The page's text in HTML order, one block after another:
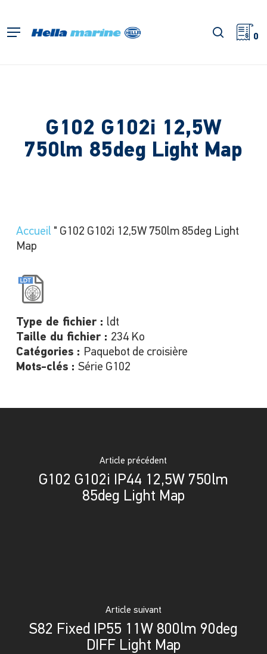
l'accueil
Menu 0
G102 G102i 12,5W
750lm 85deg Light Map
Accueil" G102 G102i 12,5W 750lm 85deg Light
Map
Type de fichier : ldt
Taille du fichier : 234 Ko
Catégories : Paquebot de croisière
Mots-clés : Série G102
Article précédent
G102 G102i IP44 12,5W 750lm
85deg Light Map
Article suivant
S82 Fixed IP55 11W 800lm 90deg
DIFF Light Map